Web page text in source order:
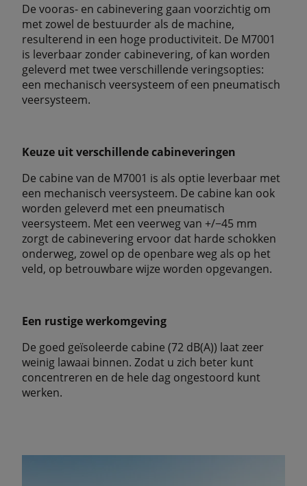
De vooras- en cabinevering gaan voorzichtig om
met zowel de bestuurder als de machine,
resulterend in een hoge productiviteit. De M7001
is leverbaar zonder cabinevering, of kan worden
geleverd met twee verschillende veringsopties:
een mechanisch veersysteem of een pneumatisch
veersysteem.
Keuze uit verschillende cabineveringen
De cabine van de M7001 is als optie leverbaar met
een mechanisch veersysteem. De cabine kan ook
worden geleverd met een pneumatisch
veersysteem. Met een veerweg van +/−45 mm
zorgt de cabinevering ervoor dat harde schokken
onderweg, zowel op de openbare weg als op het
veld, op betrouwbare wijze worden opgevangen.
Een rustige werkomgeving
De goed geïsoleerde cabine (72 dB(A)) laat zeer
weinig lawaai binnen. Zodat u zich beter kunt
concentreren en de hele dag ongestoord kunt
werken.